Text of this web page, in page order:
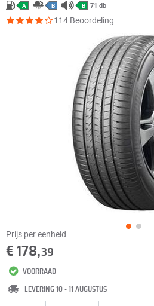
A B B 71 db
114 Beoordeling
Prijs per eenheid
€ 178,39
VOORRAAD
LEVERING 10 - 11 AUGUSTUS